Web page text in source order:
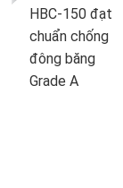
HBC-150 đạt
chuẩn chống
đông băng
Grade A